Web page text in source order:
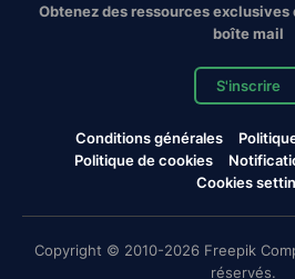
Obtenez des ressources
boîte mail
S'inscrire
Conditions générales
Politique de cookies
Cookies
Copyright © 2010-2026 Freepik
réservés.